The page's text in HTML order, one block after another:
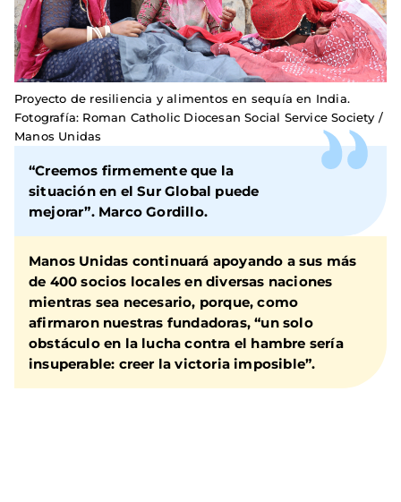
Proyecto de resiliencia y alimentos en sequía en India.
Fotografía: Roman Catholic Diocesan Social Service Society /
Manos Unidas
“Creemos firmemente que la
situación en el Sur Global puede
mejorar”. Marco Gordillo.
Manos Unidas continuará apoyando a sus más
de 400 socios locales en diversas naciones
mientras sea necesario, porque, como
afirmaron nuestras fundadoras, “un solo
obstáculo en la lucha contra el hambre sería
insuperable: creer la victoria imposible”.